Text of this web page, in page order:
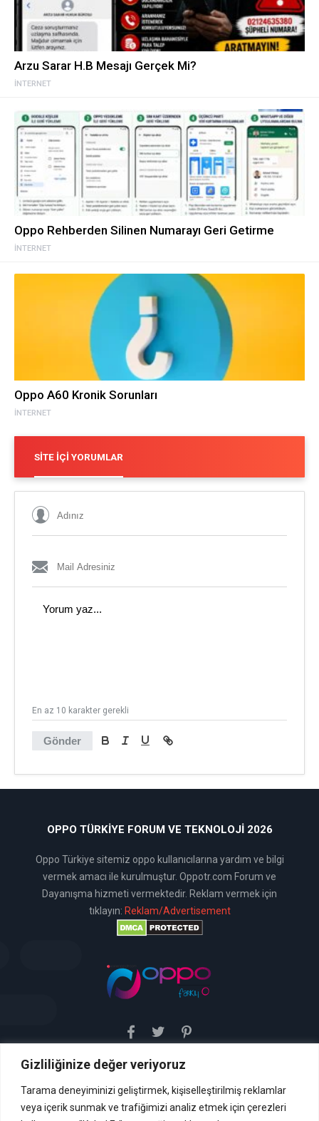
Gizliliğinize değer veriyoruz
Tarama deneyiminizi geliştirmek, kişiselleştirilmiş reklamlar
veya içerik sunmak ve trafiğimizi analiz etmek için çerezleri
İNTERNET
Arzu Sarar H.B Mesajı Gerçek Mi?
İNTERNET
Oppo Rehberden Silinen Numarayı Geri Getirme
İNTERNET
Oppo A60 Kronik Sorunları
SITE İÇI YORUMLAR
Gönder
En az 10 karakter gerekli
OPPO TÜRKIYE FORUM VE TEKNOLOJI 2026
Oppo Türkiye sitemiz oppo kullanıcılarına yardım ve bilgi
vermek amacı ile kurulmuştur. Oppotr.com Forum ve
Dayanışma hizmeti vermektedir. Reklam vermek için
tıklayın: Reklam/Advertisement
Sitemiz uyar / kaldır prensibini benimsemiştir. Sitemiz,
hizmetini vermektedir. Bu yasaya göre, Site yönetimi
hukuka aykırı içerikleri kontrol etme yükümlülüğü yoktur. Bu
nedenle, web sitemiz uyar / kaldır prensibini